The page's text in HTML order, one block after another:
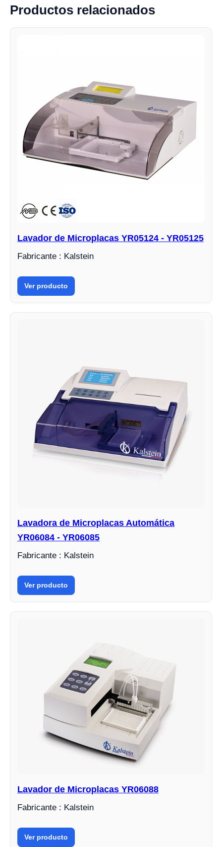
Productos relacionados
Lavador de Microplacas YR05124 - YR05125
Fabricante : Kalstein
Ver producto
Lavadora de Microplacas Automática
YR06084 - YR06085
Fabricante : Kalstein
Ver producto
Lavador de Microplacas YR06088
Fabricante : Kalstein
Ver producto